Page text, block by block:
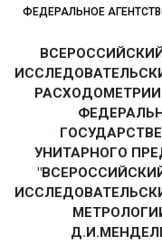
ФЕДЕРАЛЬНОЕ
УНИТАРНОГО